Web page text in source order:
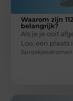
Waarom zijn
belangrijk?
Als je je ooit
Loo, een plaats
Sprookjesdromen